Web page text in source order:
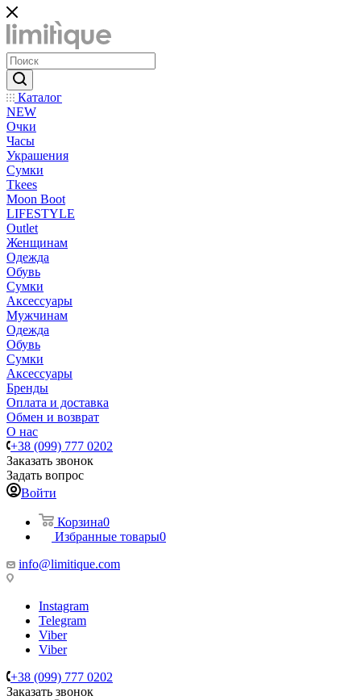
Каталог
NEW
Очки
Часы
Украшения
Сумки
Tkees
Moon Boot
LIFESTYLE
Outlet
Женщинам
Одежда
Обувь
Сумки
Аксессуары
Мужчинам
Одежда
Обувь
Сумки
Аксессуары
Бренды
Оплата и доставка
Обмен и возврат
О нас
+38 (099) 777 0202
Заказать звонок
Задать вопрос
Войти
Корзина0
Избранные товары0
info@limitique.com
Instagram
Telegram
Viber
Viber
+38 (099) 777 0202
Заказать звонок